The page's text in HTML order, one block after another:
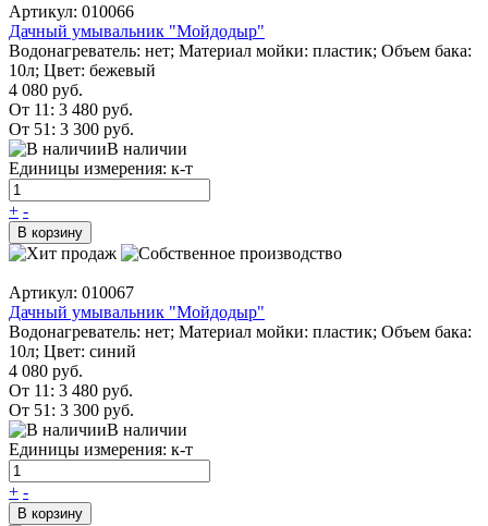
Артикул: 010066
Дачный умывальник "Мойдодыр"
Водонагреватель: нет; Материал мойки: пластик; Объем бака:
10л; Цвет: бежевый
4 080 руб.
От 11: 3 480 руб.
От 51: 3 300 руб.
В наличии
Единицы измерения: к-т
+ -
В корзину
Артикул: 010067
Дачный умывальник "Мойдодыр"
Водонагреватель: нет; Материал мойки: пластик; Объем бака:
10л; Цвет: синий
4 080 руб.
От 11: 3 480 руб.
От 51: 3 300 руб.
В наличии
Единицы измерения: к-т
+ -
В корзину